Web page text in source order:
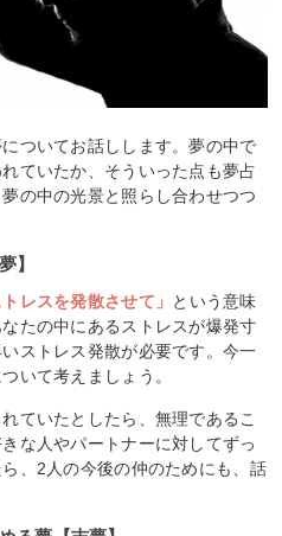
ついてお話しします。夢の中で
ていたか、そういった点も夢占
の中の光景と照らし合わせつつ
】
トレスを発散させて」 という意味
たの中にあるストレスが爆発寸
ストレス発散が必要です。今一
いて考えましょう。
ていたとしたら、無理であるこ
な人やパートナーに対してずっ
、2人の今後の仲のためにも、話